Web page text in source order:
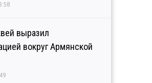
выразил
вокруг Армянской